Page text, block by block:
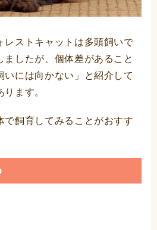
レストキャットは多頭飼いで
ましたが、個体差があること
いには向かない」と紹介して
ます。
で飼育してみることがおすす